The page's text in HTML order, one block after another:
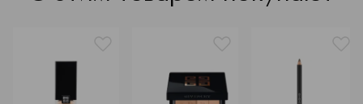
CI 77163 (BISMUTH OXYCHLORIDE)] Небольшое